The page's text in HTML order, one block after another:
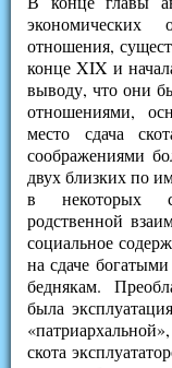
экономических
отношения,
конце XIX и
выводу, что они
отношениями,
место сдача
соображениями
двух близких по
в некоторых
родственной
социальное
на сдаче
беднякам.
была
скота